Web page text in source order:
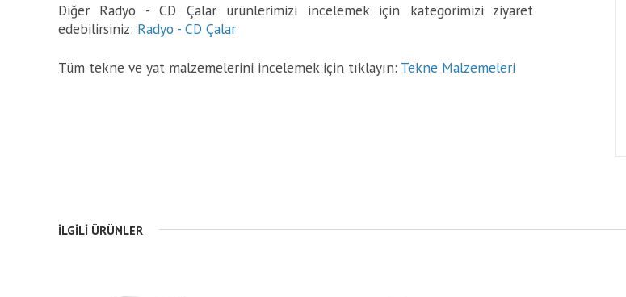
Diğer Radyo - CD Çalar ürünlerimizi incelemek için kategorimizi ziyaret
edebilirsiniz: Radyo - CD Çalar
Tüm tekne ve yat malzemelerini incelemek için tıklayın: Tekne Malzemeleri
İLGILI ÜRÜNLER